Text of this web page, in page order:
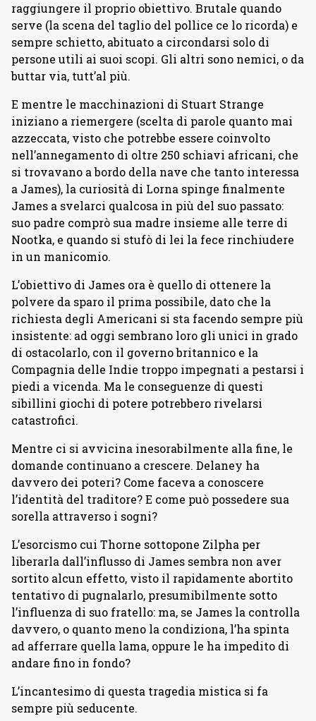
raggiungere il proprio obiettivo. Brutale quando
serve (la scena del taglio del pollice ce lo ricorda) e
sempre schietto, abituato a circondarsi solo di
persone utili ai suoi scopi. Gli altri sono nemici, o da
buttar via, tutt’al più.
E mentre le macchinazioni di Stuart Strange
iniziano a riemergere (scelta di parole quanto mai
azzeccata, visto che potrebbe essere coinvolto
nell’annegamento di oltre 250 schiavi africani, che
si trovavano a bordo della nave che tanto interessa
a James), la curiosità di Lorna spinge finalmente
James a svelarci qualcosa in più del suo passato:
suo padre comprò sua madre insieme alle terre di
Nootka, e quando si stufò di lei la fece rinchiudere
in un manicomio.
L’obiettivo di James ora è quello di ottenere la
polvere da sparo il prima possibile, dato che la
richiesta degli Americani si sta facendo sempre più
insistente: ad oggi sembrano loro gli unici in grado
di ostacolarlo, con il governo britannico e la
Compagnia delle Indie troppo impegnati a pestarsi i
piedi a vicenda. Ma le conseguenze di questi
sibillini giochi di potere potrebbero rivelarsi
catastrofici.
Mentre ci si avvicina inesorabilmente alla fine, le
domande continuano a crescere. Delaney ha
davvero dei poteri? Come faceva a conoscere
l’identità del traditore? E come può possedere sua
sorella attraverso i sogni?
L’esorcismo cui Thorne sottopone Zilpha per
liberarla dall’influsso di James sembra non aver
sortito alcun effetto, visto il rapidamente abortito
tentativo di pugnalarlo, presumibilmente sotto
l’influenza di suo fratello: ma, se James la controlla
davvero, o quanto meno la condiziona, l’ha spinta
ad afferrare quella lama, oppure le ha impedito di
andare fino in fondo?
L’incantesimo di questa tragedia mistica si fa
sempre più seducente.